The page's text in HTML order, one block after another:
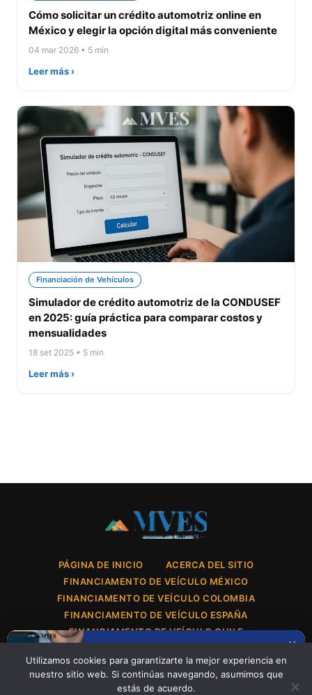
Cómo solicitar un crédito automotriz online en
México y elegir la opción digital más conveniente
04 mar 2026 • 5 min
Leer más ›
Financiación de Vehículos
Simulador de crédito automotriz de la CONDUSEF
en 2025: guía práctica para comparar costos y
mensualidades
18 set 2025 • 5 min
Leer más ›
×
estafas: checklist experto para una
compra segura
PÁGINA DE INICIO
ACERCA DEL SITIO
FINANCIAMENTO DE VEÍCULO MÉXICO
FINANCIAMENTO DE VEÍCULO COLOMBIA
FINANCIAMENTO DE VEÍCULO ESPAÑA
FINANCIAMENTO DE VEÍCULO CHILE
CONDICIONES DE USO
Utilizamos cookies para garantizarte la mejor experiencia en
nuestro sitio web. Si continúas navegando, asumimos que
estás de acuerdo.